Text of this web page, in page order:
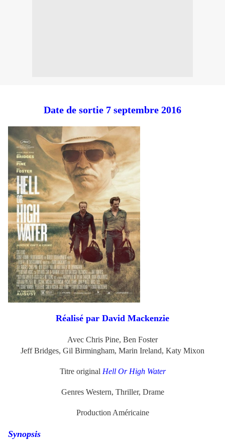
Date de sortie 7 septembre 2016
Réalisé par David Mackenzie
Avec Chris Pine, Ben Foster
Jeff Bridges, Gil Birmingham, Marin Ireland, Katy Mixon
Titre original Hell Or High Water
Genres Western, Thriller, Drame
Production Américaine
Synopsis